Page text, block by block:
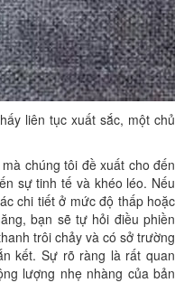
liên tục xuất sắc, một chủ
chúng tôi đề xuất cho đến
sự tinh tế và khéo léo. Nếu
chi tiết ở mức độ thấp hoặc
bạn sẽ tự hỏi điều phiền
trôi chảy và có sở trường
kết. Sự rõ ràng là rất quan
lượng nhẹ nhàng của bản